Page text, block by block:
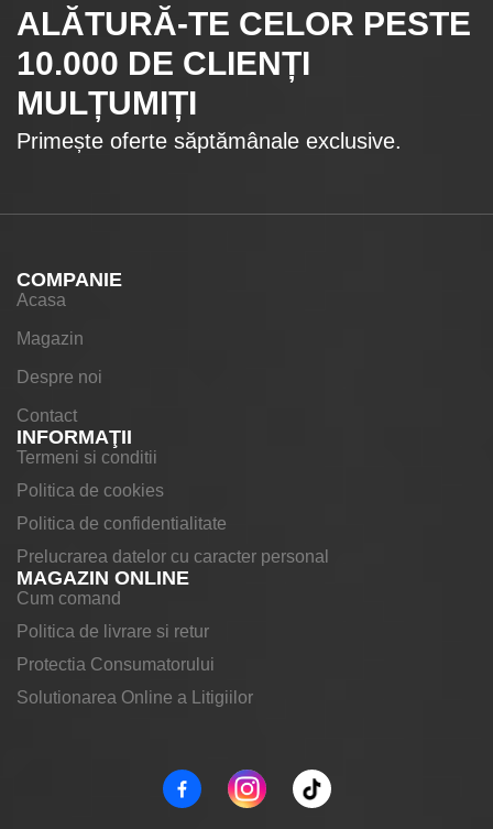
ALĂTURĂ-TE CELOR PESTE
10.000 DE CLIENȚI
MULȚUMIȚI
Primește oferte săptămânale exclusive.
COMPANIE
Acasa
Magazin
Despre noi
Contact
INFORMAŢII
Termeni si conditii
Politica de cookies
Politica de confidentialitate
Prelucrarea datelor cu caracter personal
MAGAZIN ONLINE
Cum comand
Politica de livrare si retur
Protectia Consumatorului
Solutionarea Online a Litigiilor